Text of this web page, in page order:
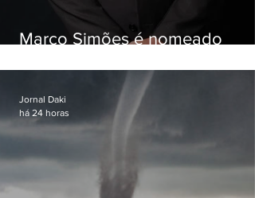
Marco Simões é nomeado
Jornal Daki
há 24 horas